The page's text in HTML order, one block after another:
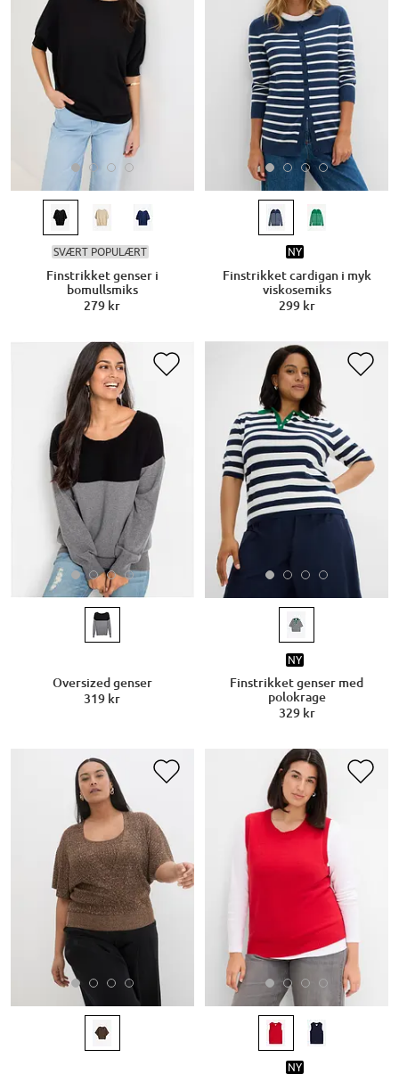
SVÆRT POPULÆRT
Finstrikket genser i
bomullsmiks
279 kr
NY
Finstrikket cardigan i myk
viskosemiks
299 kr
Oversized genser
319 kr
NY
Finstrikket genser med
polokrage
329 kr
NY